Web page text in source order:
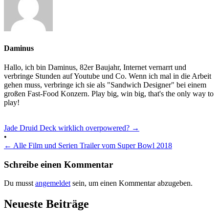
Daminus
Hallo, ich bin Daminus, 82er Baujahr, Internet vernarrt und
verbringe Stunden auf Youtube und Co. Wenn ich mal in die Arbeit
gehen muss, verbringe ich sie als "Sandwich Designer" bei einem
großen Fast-Food Konzern. Play big, win big, that's the only way to
play!
Jade Druid Deck wirklich overpowered? →
•
← Alle Film und Serien Trailer vom Super Bowl 2018
Schreibe einen Kommentar
Du musst angemeldet sein, um einen Kommentar abzugeben.
Neueste Beiträge